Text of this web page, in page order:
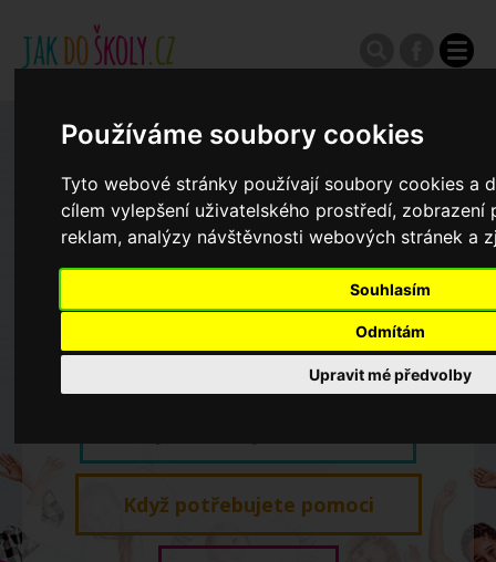
Používáme soubory cookies
Tyto webové stránky používají soubory cookies a
cílem vylepšení uživatelského prostředí, zobrazení
reklam, analýzy návštěvnosti webových stránek a
Souhlasím
Odmítám
Upravit mé předvolby
Zápisy do ZŠ 2026/27
Výroční zprávy
Koncepce školství
Když potřebujete pomoci